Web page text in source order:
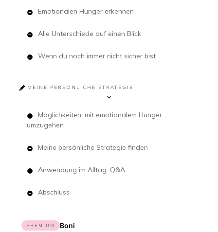
Emotionalen Hunger erkennen
Alle Unterschiede auf einen Blick
Wenn du noch immer nicht sicher bist
MEINE PERSÖNLICHE STRATEGIE
Möglichkeiten, mit emotionalem Hunger
umzugehen
Meine persönliche Strategie finden
Anwendung im Alltag: Q&A
Abschluss
PREMIUM Boni